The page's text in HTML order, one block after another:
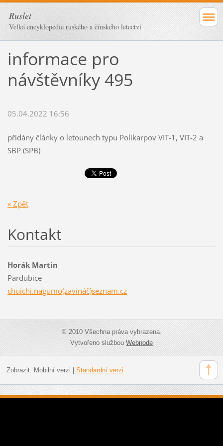
Ruslet
Velká encyklopedie ruského a čínského letectví
informace pro
návštěvníky 495
05.04.2022 16:56
přidány články o letounech typu Polikarpov VIT-1, VIT-2 a
SBP (SPB)
« Zpět
Kontakt
Horák Martin
Pardubice
chuichi.nagumo(zavináč)seznam.cz
© 2010 Všechna práva vyhrazena.
Vytvořeno službouWebnode
Zobrazit: Mobilní verzi Standardní verzi